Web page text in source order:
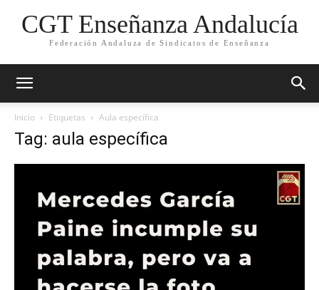
CGT Enseñanza Andalucía
Federación Andaluza de Sindicatos de Enseñanza
Inicio Etiquetas Aula específica
Tag: aula específica